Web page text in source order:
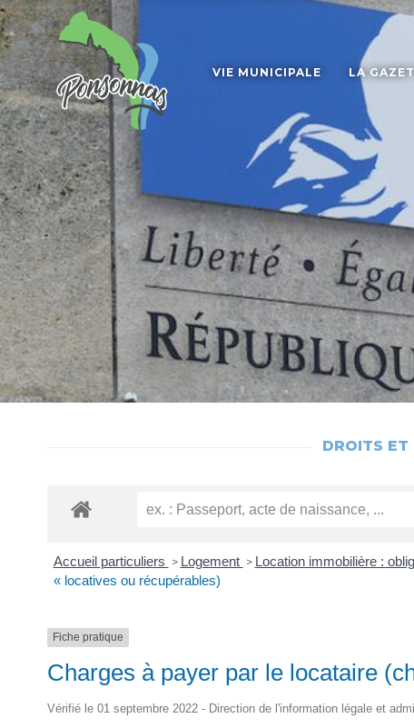
VIE MUNICIPALE LA
DROITS ET
Accueil particuliers > Logement > Location immobilière :
« locatives ou récupérables)
Fiche pratique
Charges à payer par le locataire
Vérifié le 01 septembre 2022 - Direction de l'information légale et